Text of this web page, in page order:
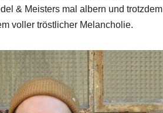
& Meisters mal albern und trotzdem
voller tröstlicher Melancholie.